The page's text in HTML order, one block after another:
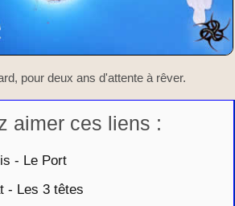
pour deux ans d'attente à rêver.
aimer ces liens :
- Le Port
- Les 3 têtes